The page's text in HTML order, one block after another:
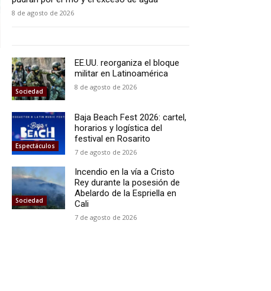
8 de agosto de 2026
Sociedad
EE.UU. reorganiza el bloque
militar en Latinoamérica
8 de agosto de 2026
Espectáculos
Baja Beach Fest 2026: cartel,
horarios y logística del
festival en Rosarito
7 de agosto de 2026
Sociedad
Incendio en la vía a Cristo
Rey durante la posesión de
Abelardo de la Espriella en
Cali
7 de agosto de 2026